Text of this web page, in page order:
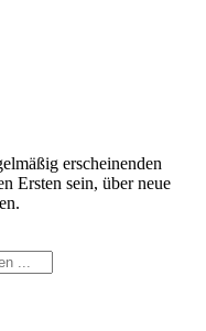
erscheinenden
Ersten sein, über neue